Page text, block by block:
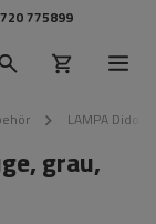
775899
LAMPA Dido-
grau,